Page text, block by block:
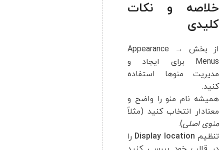
خلاصه و نکات
کلیدی
از بخش Appearance →
Menus برای ایجاد و
مدیریت منوها استفاده
کنید.
همیشه نام منو را واضح و
معنادار انتخاب کنید (مثلاً
منوی اصلی).
تنظیم Display location را